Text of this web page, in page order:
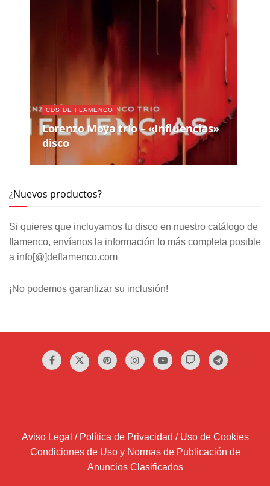
CDS DE FLAMENCO
Lorenzo Moya trío – «Influencias»
disco
¿Nuevos productos?
Si quieres que incluyamos tu disco en nuestro catálogo de
flamenco, envíanos la información lo más completa posible
a info[@]deflamenco.com
¡No podemos garantizar su inclusión!
Aviso Legal / Política de Privacidad / Uso de Cookies
Condiciones de Uso y Normas de Publicación de
Anuncios Clasificados